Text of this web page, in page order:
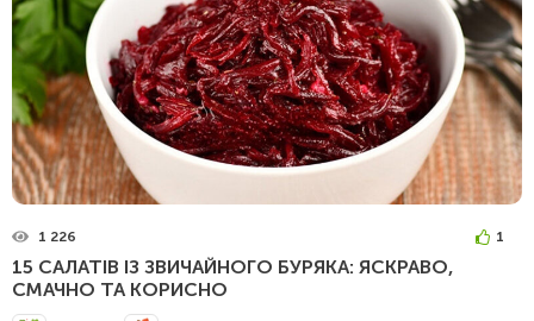
1 226 1
15 САЛАТІВ ІЗ ЗВИЧАЙНОГО БУРЯКА: ЯСКРАВО,
СМАЧНО ТА КОРИСНО